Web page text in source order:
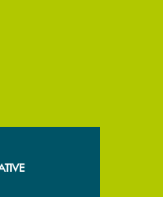
? Vai alla pagina